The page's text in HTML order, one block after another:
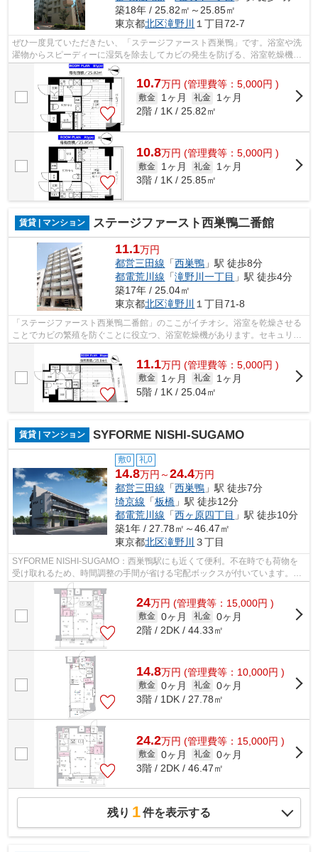
築18年 / 25.82㎡～25.85㎡
東京都北区滝野川 １丁目72-7
ぜひ一度見ていただきたい、「ステージファースト西巣鴨」です。浴室や洗
濯物からスピーディーに湿気を除去してカビの発生を防げる、浴室乾燥機が
付いています。女性からの評価が高い...
10.7万円 (管理費等：5,000円 )
敷金 1ヶ月 礼金
1ヶ月
2階 / 1K / 25.82㎡
10.8万円 (管理費等：5,000円 )
敷金 1ヶ月 礼金
1ヶ月
3階 / 1K / 25.85㎡
賃貸 | マンション ステージファースト西巣鴨二番館
11.1万円
都営三田線 「西巣鴨 」駅 徒歩8分
都電荒川線 「滝野川一丁目 」駅 徒歩4分
築17年 / 25.04㎡
東京都北区滝野川 １丁目71-8
「ステージファースト西巣鴨二番館」のここがイチオシ。浴室を乾燥させる
ことでカビの繁殖を防ぐことに役立つ、浴室乾燥機があります。セキュリテ
11.1万円 (管理費等：5,000円 )
敷金 1ヶ月 礼金
1ヶ月
5階 / 1K / 25.04㎡
賃貸 | マンション SYFORME NISHI-SUGAMO
敷0 礼0
14.8万円～24.4万円
都営三田線 「西巣鴨 」駅 徒歩7分
埼京線 「板橋 」駅 徒歩12分
都電荒川線 「西ヶ原四丁目 」駅 徒歩10分
築1年 / 27.78㎡～46.47㎡
東京都北区滝野川 ３丁目
SYFORME NISHI-SUGAMO：西巣鴨駅にも近くて便利。不在時でも荷物を
受け取れるため、時間調整の手間が省ける宅配ボックスが付いています。収
納はウォークインクロゼット・シューズWICな...
24万円 (管理費等：15,000円 )
敷金 0ヶ月 礼金 0ヶ月
2階 / 2DK / 44.33㎡
14.8万円 (管理費等：10,000円 )
敷金 0ヶ月 礼金 0ヶ月
3階 / 1DK / 27.78㎡
24.2万円 (管理費等：15,000円 )
敷金 0ヶ月 礼金 0ヶ月
3階 / 2DK / 46.47㎡
残り 1件を表示する